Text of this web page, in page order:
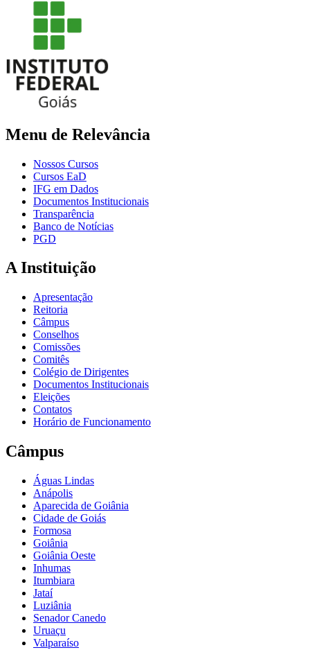
Menu de Relevância
Nossos Cursos
Cursos EaD
IFG em Dados
Documentos Institucionais
Transparência
Banco de Notícias
PGD
A Instituição
Apresentação
Reitoria
Câmpus
Conselhos
Comissões
Comitês
Colégio de Dirigentes
Documentos Institucionais
Eleições
Contatos
Horário de Funcionamento
Câmpus
Águas Lindas
Anápolis
Aparecida de Goiânia
Cidade de Goiás
Formosa
Goiânia
Goiânia Oeste
Inhumas
Itumbiara
Jataí
Luziânia
Senador Canedo
Uruaçu
Valparaíso